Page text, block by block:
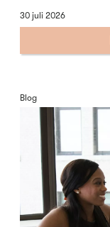
30 juli 2026
Blog